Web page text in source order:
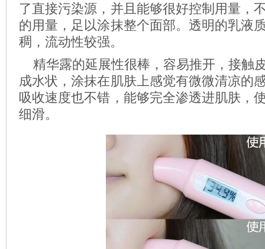
了直接污染源，并且能够很好控制用量，
的用量，足以涂抹整个面部。透明的乳液
稠，流动性较强。
精华露的延展性很棒，容易推开，接触
成水状，涂抹在肌肤上感觉有微微清凉的
吸收速度也不错，能够完全渗透进肌肤，
细滑。